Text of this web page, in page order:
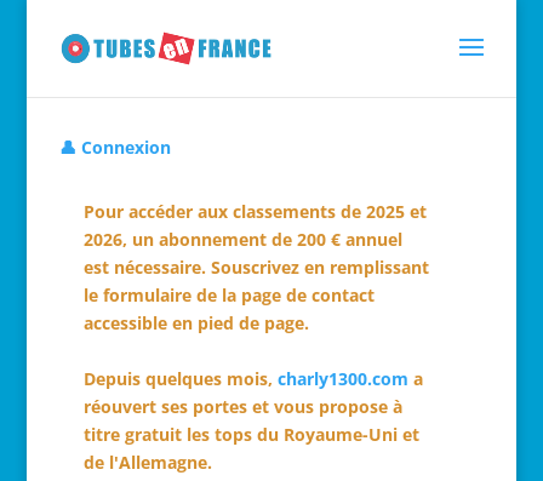
👤 Connexion
Pour accéder aux classements de 2025 et
2026, un abonnement de 200 € annuel
est nécessaire. Souscrivez en remplissant
le formulaire de la page de contact
accessible en pied de page.
Depuis quelques mois, charly1300.com a
réouvert ses portes et vous propose à
titre gratuit les tops du Royaume-Uni et
de l'Allemagne.